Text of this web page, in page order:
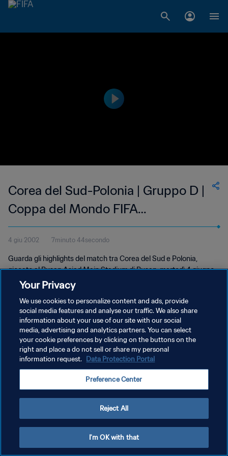
Corea del Sud-Polonia | Gruppo D |
Coppa del Mondo FIFA
Corea/Giappone 2002 | Highlights
4 giu 2002 7minuto 44secondo
Guarda gli highlights del match tra Corea del Sud e Polonia,
giocato al Busan Asiad Main Stadium di Busan, martedì 4 giugno
2002.
PRIVACY POLICY
TERMINI DI SERVIZIO
GESTISCI LE TUE PREFERENZE PER I COOKIES
Copyright © 1994 - 2026 FIFA. Tutti i diritti riservati.
Your Privacy
We use cookies to personalize content and ads, provide
social media features and analyse our traffic. We also share
information about your use of our site with our social
media, advertising and analytics partners. You can select
your cookie preferences by clicking on the buttons on the
right and place a do not sell or share my personal
information request. Data Protection Portal
Preference Center
Reject All
I'm OK with that